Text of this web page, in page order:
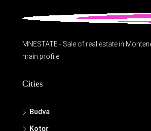
MNESTATE - Sale of real estate in
main profile
Cities
Budva
Kotor